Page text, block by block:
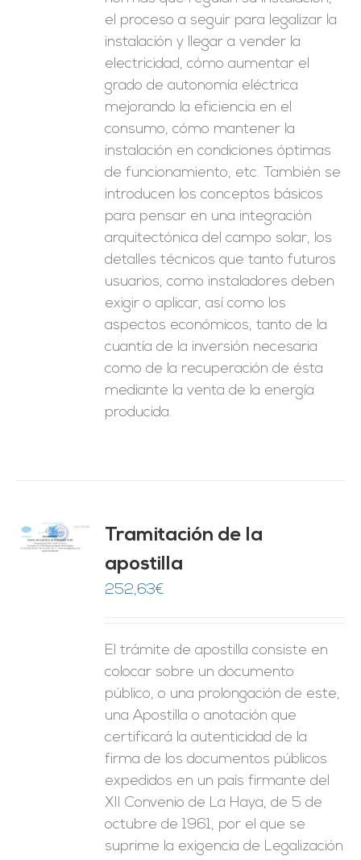
el proceso a seguir para legalizar la
instalación y llegar a vender la
electricidad, cómo aumentar el
grado de autonomía eléctrica
mejorando la eficiencia en el
consumo, cómo mantener la
instalación en condiciones óptimas
de funcionamiento, etc. También se
introducen los conceptos básicos
para pensar en una integración
arquitectónica del campo solar, los
detalles técnicos que tanto futuros
usuarios, como instaladores deben
exigir o aplicar, así como los
aspectos económicos, tanto de la
cuantía de la inversión necesaria
como de la recuperación de ésta
mediante la venta de la energía
producida.
Tramitación de la
apostilla
252,63€
El trámite de apostilla consiste en
colocar sobre un documento
público, o una prolongación de este,
una Apostilla o anotación que
certificará la autenticidad de la
firma de los documentos públicos
expedidos en un país firmante del
XII Convenio de La Haya, de 5 de
octubre de 1961, por el que se
suprime la exigencia de Legalización